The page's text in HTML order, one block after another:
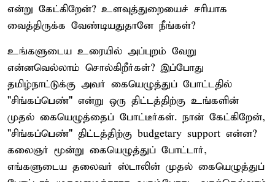
என்று கேட்கிறேன்? உளவுத்துறையைச் சரியாக
வைத்திருக்க வேண்டியதுதானே நீங்கள்?
உங்களுடைய உரையில் அப்புறம் வேறு
என்னவெல்லாம் சொல்கிறீர்கள்? இப்போது
தமிழ்நாட்டுக்கு அவர் கையெழுத்துப் போட்டதில்
"சிங்கப்பெண்" என்று ஒரு திட்டத்திற்கு உங்களின்
முதல் கையெழுத்தைப் போட்டீர்கள். நான் கேட்கிறேன்,
"சிங்கப்பெண்" திட்டத்திற்கு budgetary support என்ன?
கலைஞர் மூன்று கையெழுத்துப் போட்டார்,
எங்களுடைய தலைவர் ஸ்டாலின் முதல் கையெழுத்துப்